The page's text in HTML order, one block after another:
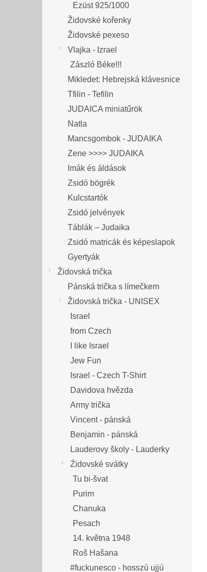
Ezüst 925/1000
Židovské kořenky
Židovské pexeso
Vlajka - Izrael
Zászló Béke!!!
Mikledet: Hebrejská klávesnice
Tfilin - Tefilin
JUDAICA miniatűrök
Natla
Mancsgombok - JUDAIKA
Zene >>>> JUDAIKA
Imák és áldások
Zsidó bögrék
Kulcstartók
Zsidó jelvények
Táblák – Judaika
Zsidó matricák és képeslapok
Gyertyák
Židovská trička
Pánská trička s límečkem
Židovská trička - UNISEX
Israel
from Czech
I like Israel
Jew Fun
Israel - Czech T-Shirt
Davidova hvězda
Army trička
Vincent - pánská
Benjamin - pánská
Lauderovy školy - Lauderky
Źidovské svátky
Tu bi-švat
Purim
Chanuka
Pesach
14. května 1948
Roš Hašana
#fuckunesco - hosszú ujjú